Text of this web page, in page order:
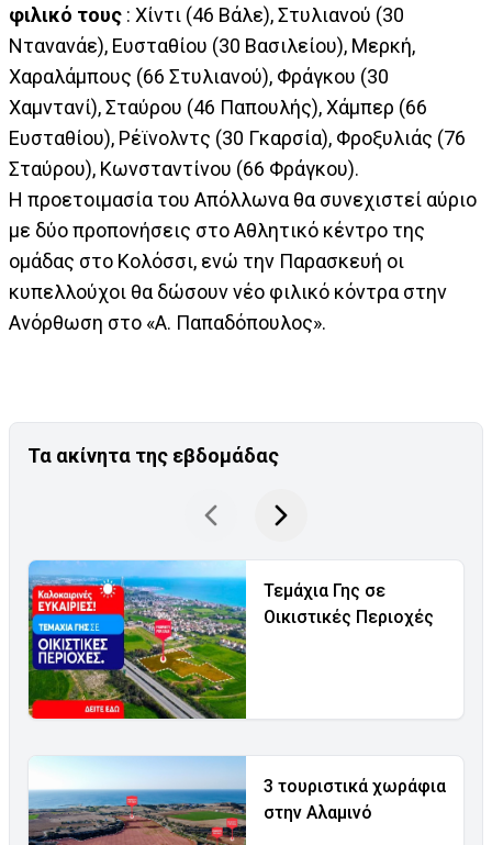
φιλικό τους : Χίντι (46 Βάλε), Στυλιανού (30
Ντανανάε), Ευσταθίου (30 Βασιλείου), Μερκή,
Χαραλάμπους (66 Στυλιανού), Φράγκου (30
Χαμντανί), Σταύρου (46 Παπουλής), Χάμπερ (66
Ευσταθίου), Ρέϊνολντς (30 Γκαρσία), Φροξυλιάς (76
Σταύρου), Κωνσταντίνου (66 Φράγκου).
Η προετοιμασία του Απόλλωνα θα συνεχιστεί αύριο
με δύο προπονήσεις στο Αθλητικό κέντρο της
ομάδας στο Κολόσσι, ενώ την Παρασκευή οι
κυπελλούχοι θα δώσουν νέο φιλικό κόντρα στην
Ανόρθωση στο «Α. Παπαδόπουλος».
Τα ακίνητα της εβδομάδας
Τεμάχια Γης σε
Οικιστικές Περιοχές
3 τουριστικά χωράφια
στην Αλαμινό